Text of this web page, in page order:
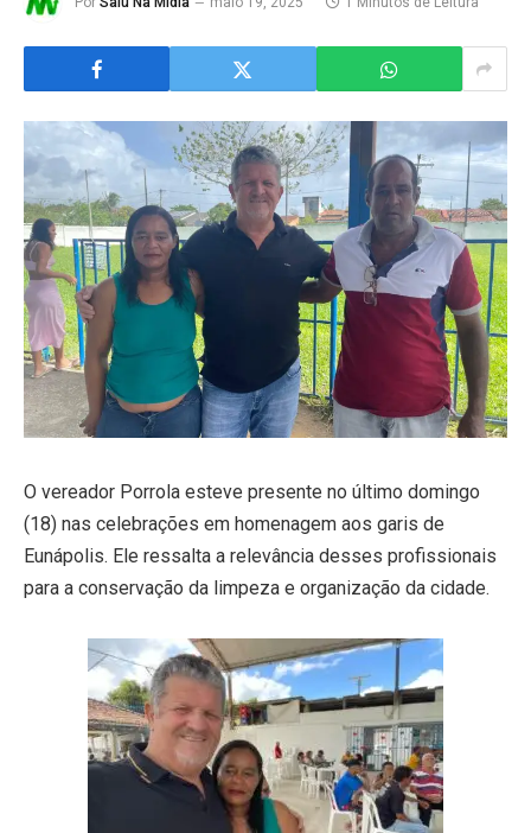
O vereador Porrola esteve presente no último domingo
(18) nas celebrações em homenagem aos garis de
Eunápolis. Ele ressalta a relevância desses profissionais
para a conservação da limpeza e organização da cidade.